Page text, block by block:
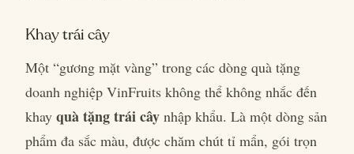
Khay trái cây
Một “gương mặt vàng” trong các dòng quà tặng
doanh nghiệp VinFruits không thể không nhắc đến
khay quà tặng trái cây nhập khẩu. Là một dòng sản
phẩm đa sắc màu, được chăm chút tỉ mẩn, gói trọn